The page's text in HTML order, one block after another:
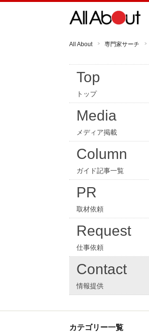
All About 専門家サーチ
Top
トップ
Media
メディア掲載
Column
ガイド記事一覧
PR
取材依頼
Request
仕事依頼
Contact
情報提供
カテゴリー一覧